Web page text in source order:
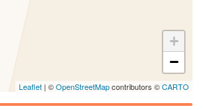
+
−
Leaflet | ©OpenStreetMapcontributors ©CARTO